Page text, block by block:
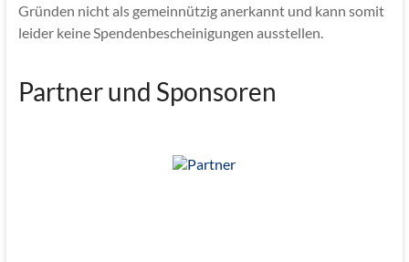
Gründen nicht als gemeinnützig anerkannt und kann somit
leider keine Spendenbescheinigungen ausstellen.
Partner und Sponsoren